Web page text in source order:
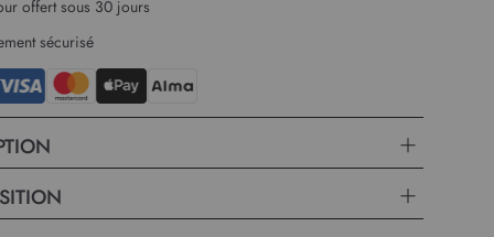
offert sous 30 jours
sécurisé